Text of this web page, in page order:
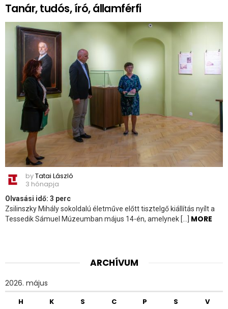
Tanár, tudós, író, államférfi
byTatai László
3 hónapja
Olvasási idő: 3 perc
Zsilinszky Mihály sokoldalú életműve előtt tisztelgő kiállítás nyílt a
Tessedik Sámuel Múzeumban május 14-én, amelynek […] MORE
ARCHÍVUM
2026. május
H K S C P S V